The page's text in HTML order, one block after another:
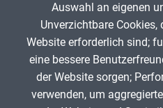
erklaerung-und… 2.
Auswahl an eigenen
Unverzichtbare
Website erforderlich sind;
eine bessere
der Website sorgen;
verwenden, um